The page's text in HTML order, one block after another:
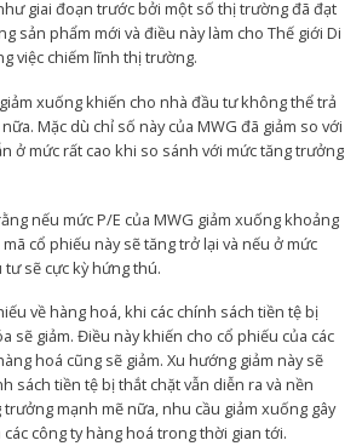
giai đoạn trước bởi một số thị trường đã đạt
sản phẩm mới và điều này làm cho Thế giới Di
việc chiếm lĩnh thị trường.
xuống khiến cho nhà đầu tư không thể trả
Mặc dù chỉ số này của MWG đã giảm so với
ở mức rất cao khi so sánh với mức tăng trưởng
nếu mức P/E của MWG giảm xuống khoảng
cổ phiếu này sẽ tăng trở lại và nếu ở mức
sẽ cực kỳ hứng thú.
về hàng hoá, khi các chính sách tiền tệ bị
sẽ giảm. Điều này khiến cho cổ phiếu của các
hoá cũng sẽ giảm. Xu hướng giảm này sẽ
sách tiền tệ bị thắt chặt vẫn diễn ra và nền
mạnh mẽ nữa, nhu cầu giảm xuống gây
công ty hàng hoá trong thời gian tới.